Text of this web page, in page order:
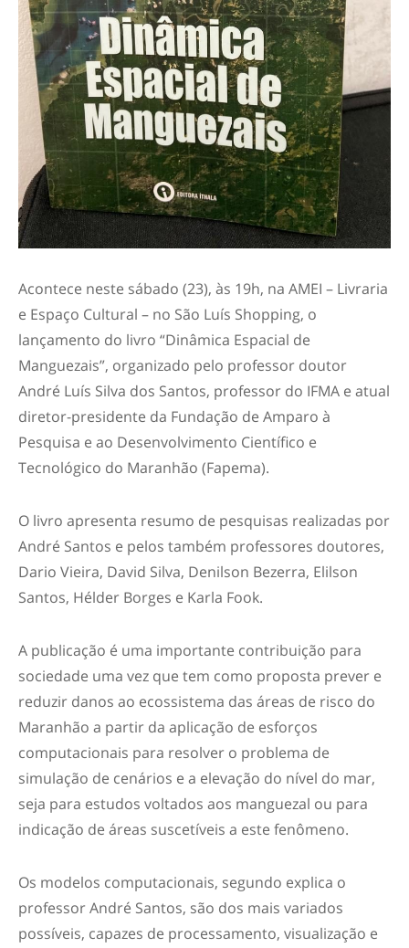
Acontece neste sábado (23), às 19h, na AMEI – Livraria
e Espaço Cultural – no São Luís Shopping, o
lançamento do livro “Dinâmica Espacial de
Manguezais”, organizado pelo professor doutor
André Luís Silva dos Santos, professor do IFMA e atual
diretor-presidente da Fundação de Amparo à
Pesquisa e ao Desenvolvimento Científico e
Tecnológico do Maranhão (Fapema).
O livro apresenta resumo de pesquisas realizadas por
André Santos e pelos também professores doutores,
Dario Vieira, David Silva, Denilson Bezerra, Elilson
Santos, Hélder Borges e Karla Fook.
A publicação é uma importante contribuição para
sociedade uma vez que tem como proposta prever e
reduzir danos ao ecossistema das áreas de risco do
Maranhão a partir da aplicação de esforços
computacionais para resolver o problema de
simulação de cenários e a elevação do nível do mar,
seja para estudos voltados aos manguezal ou para
indicação de áreas suscetíveis a este fenômeno.
Os modelos computacionais, segundo explica o
professor André Santos, são dos mais variados
possíveis, capazes de processamento, visualização e